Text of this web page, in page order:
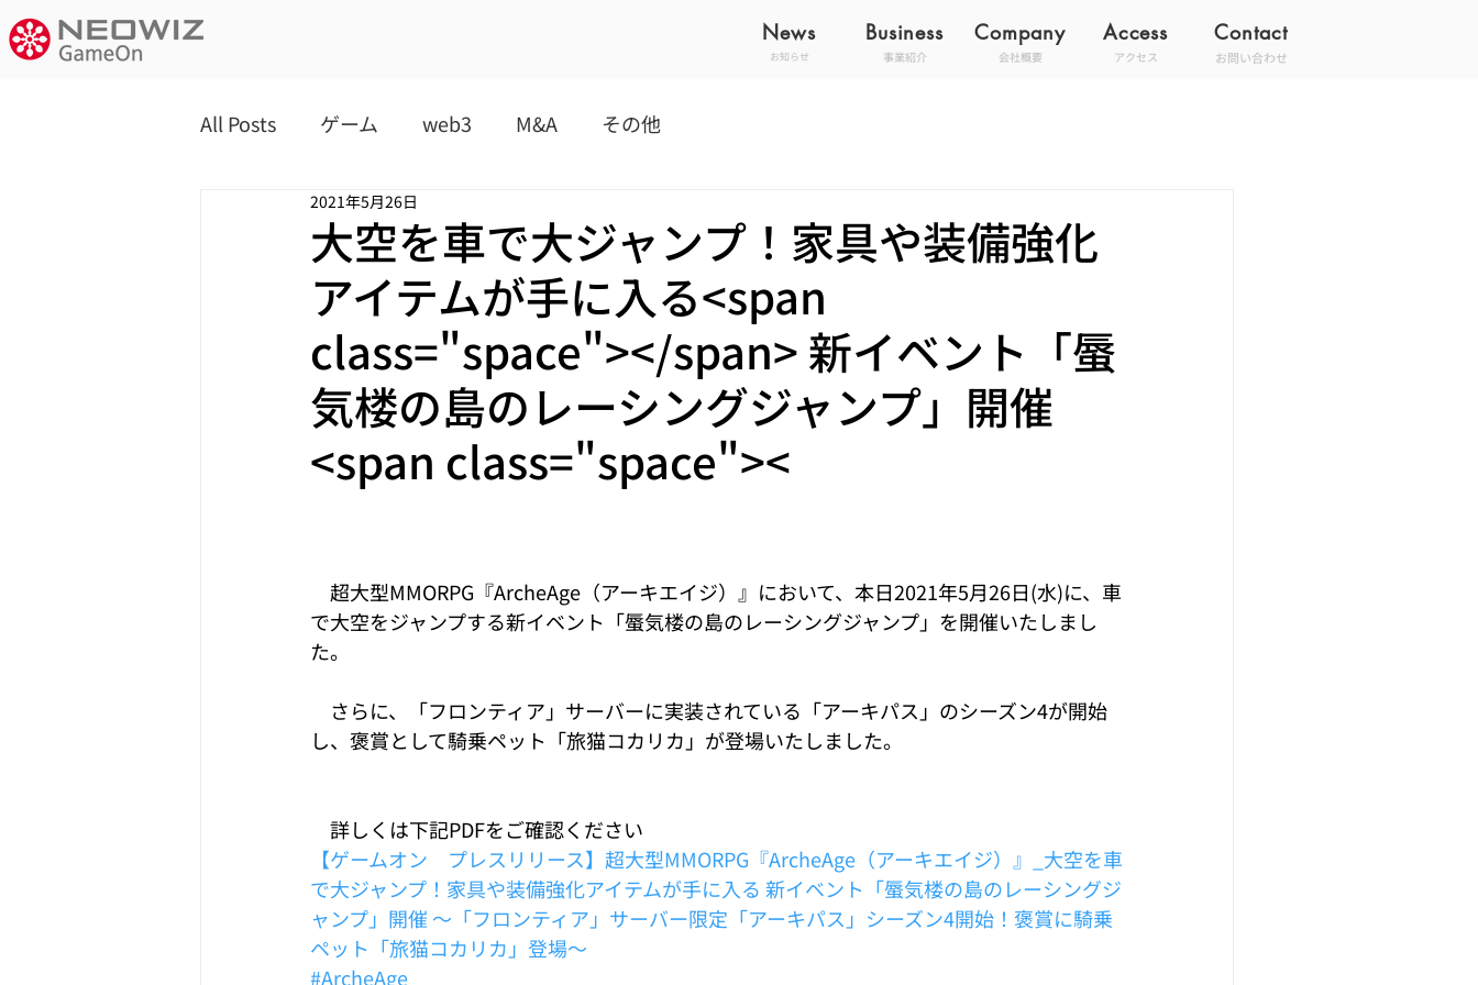
News Business
お知らせ 事業紹介
Access Contact
アクセス お問い合わせ
Company
会社概要
All Posts ゲーム web3 M&A その他
大空を車で大ジャンプ！家具や装備強化
アイテムが手に入る<span
class="space"></span> 新イベント「蜃
気楼の島のレーシングジャンプ」開催
<span class="space"><
2021年5月26日
超大型MMORPG『ArcheAge（アーキエイジ）』において、本日2021年5月26日(水)に、車
で大空をジャンプする新イベント「蜃気楼の島のレーシングジャンプ」を開催いたしまし
た。
さらに、「フロンティア」サーバーに実装されている「アーキパス」のシーズン4が開始
し、褒賞として騎乗ペット「旅猫コカリカ」が登場いたしました。
詳しくは下記PDFをご確認ください
【ゲームオン　プレスリリース】超大型MMORPG『ArcheAge（アーキエイジ）』_大空を車
で大ジャンプ！家具や装備強化アイテムが手に入る 新イベント「蜃気楼の島のレーシングジ
ャンプ」開催 ～「フロンティア」サーバー限定「アーキパス」シーズン4開始！褒賞に騎乗
ペット「旅猫コカリカ」登場～
#ArcheAge